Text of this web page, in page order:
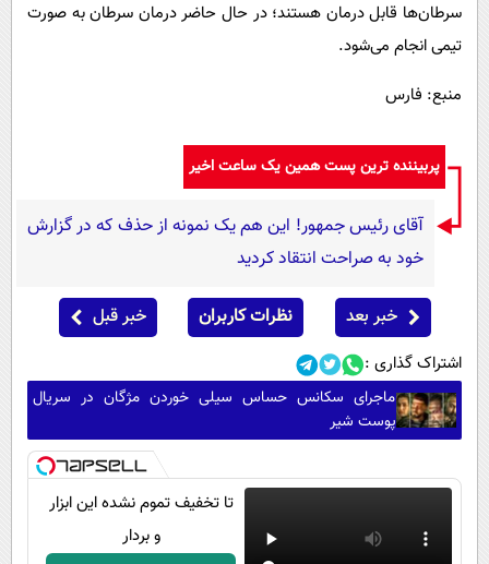
سرطان‌ها قابل درمان هستند؛ در حال حاضر درمان سرطان به صورت
تیمی انجام می‌شود.
منبع: فارس
پربیننده ترین پست همین یک ساعت اخیر
آقای رئیس جمهور! این هم یک نمونه از حذف که در گزارش
خود به صراحت انتقاد کردید
خبر بعد نظرات کاربران خبر قبل
اشتراک گذاری :
ماجرای سکانس حساس سیلی خوردن مژگان در سریال
پوست شیر
تا تخفیف تموم نشده این ابزار
و بردار